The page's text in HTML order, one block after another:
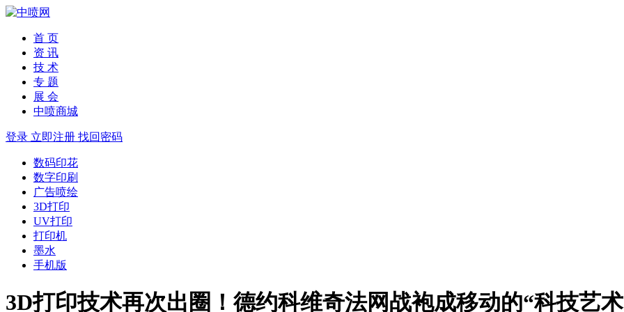
首 页
资 讯
技 术
专 题
展 会
中喷商城
登录 立即注册 找回密码
数码印花
数字印刷
广告喷绘
3D打印
UV打印
打印机
墨水
手机版
3D打印技术再次出圈！德约科维奇法网战袍成移动的“科技艺